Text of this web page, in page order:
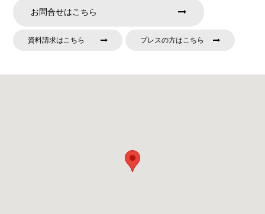
お問合せはこちら
資料請求はこちら プレスの方はこちら